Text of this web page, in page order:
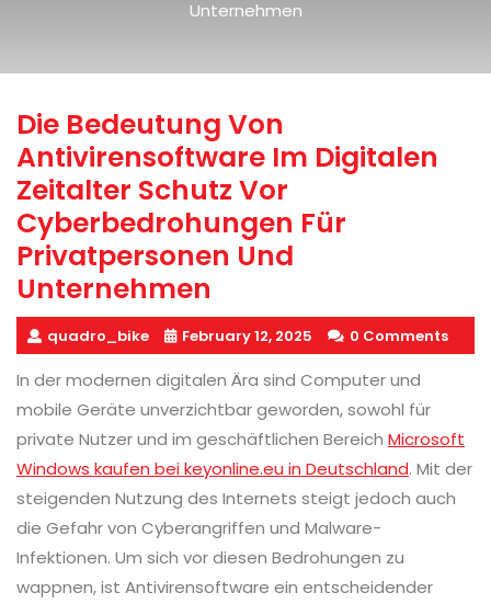
Unternehmen
Die Bedeutung Von
Antivirensoftware Im Digitalen
Zeitalter Schutz Vor
Cyberbedrohungen Für
Privatpersonen Und
Unternehmen
quadro_bike February 12, 2025 0 Comments
In der modernen digitalen Ära sind Computer und
mobile Geräte unverzichtbar geworden, sowohl für
private Nutzer und im geschäftlichen Bereich Microsoft
Windows kaufen bei keyonline.eu in Deutschland. Mit der
steigenden Nutzung des Internets steigt jedoch auch
die Gefahr von Cyberangriffen und Malware-
Infektionen. Um sich vor diesen Bedrohungen zu
wappnen, ist Antivirensoftware ein entscheidender